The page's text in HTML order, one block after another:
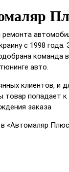
с 1998 года.
команда
авто.
клиентов, и
товар попадает
заказа
«Автомаляр